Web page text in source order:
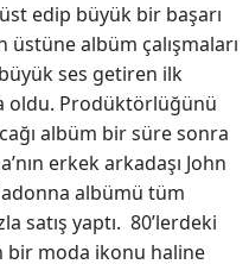
edip büyük bir başarı
üstüne albüm çalışmaları
ses getiren ilk
oldu. Prodüktörlüğünü
albüm bir süre sonra
erkek arkadaşı John
albümü tüm
satış yaptı. 80’lerdeki
bir moda ikonu haline